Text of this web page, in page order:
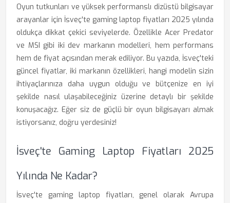
Oyun tutkunları ve yüksek performanslı dizüstü bilgisayar
arayanlar için İsveç'te gaming laptop fiyatları 2025 yılında
oldukça dikkat çekici seviyelerde. Özellikle Acer Predator
ve MSI gibi iki dev markanın modelleri, hem performans
hem de fiyat açısından merak ediliyor. Bu yazıda, İsveç'teki
güncel fiyatlar, iki markanın özellikleri, hangi modelin sizin
ihtiyaçlarınıza daha uygun olduğu ve bütçenize en iyi
şekilde nasıl ulaşabileceğiniz üzerine detaylı bir şekilde
konuşacağız. Eğer siz de güçlü bir oyun bilgisayarı almak
istiyorsanız, doğru yerdesiniz!
İsveç'te Gaming Laptop Fiyatları 2025
Yılında Ne Kadar?
İsveç'te gaming laptop fiyatları, genel olarak Avrupa